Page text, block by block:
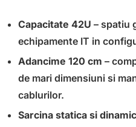
Capacitate 42U – spatiu
echipamente IT in
Adancime 120 cm –
de mari dimensiuni si
cablurilor.
Sarcina statica si